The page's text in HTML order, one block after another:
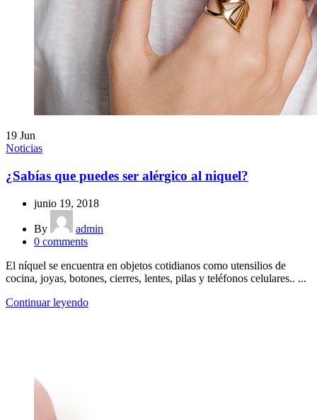
19 Jun
Noticias
¿Sabías que puedes ser alérgico al niquel?
junio 19, 2018
By
admin
0 comments
El níquel se encuentra en objetos cotidianos como utensilios de
cocina, joyas, botones, cierres, lentes, pilas y teléfonos celulares.. ...
Continuar leyendo